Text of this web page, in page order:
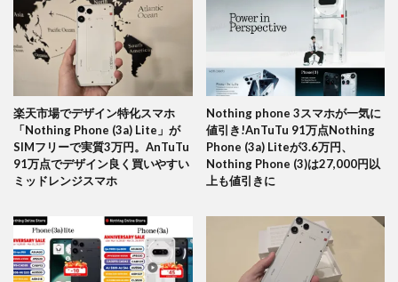
楽天市場でデザイン特化スマホ
「Nothing Phone (3a) Lite」が
SIMフリーで実質3万円。AnTuTu
91万点でデザイン良く買いやすい
ミッドレンジスマホ
Nothing phone 3スマホが一気に
値引き!AnTuTu 91万点Nothing
Phone (3a) Liteが3.6万円、
Nothing Phone (3)は27,000円以
上も値引きに